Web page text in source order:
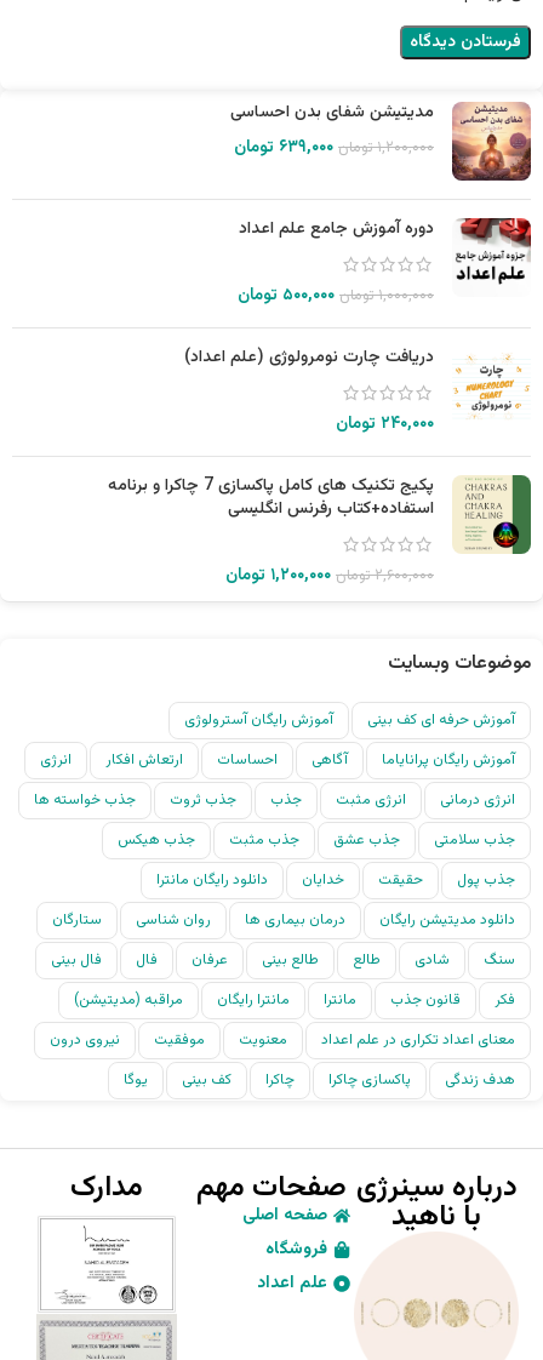
مدیتیشن شفای بدن احساسی
۱,۲۰۰,۰۰۰تومان ۶۳۹,۰۰۰ تومان
دوره آموزش جامع علم اعداد
۱,۰۰۰,۰۰۰تومان ۵۰۰,۰۰۰ تومان
دریافت چارت نومرولوژی (علم اعداد)
۲۴۰,۰۰۰ تومان
پکیج تکنیک های کامل پاکسازی 7 چاکرا و برنامه
استفاده+کتاب رفرنس انگلیسی
۲,۶۰۰,۰۰۰تومان ۱,۲۰۰,۰۰۰ تومان
موضوعات وبسایت
آموزش حرفه ای کف بینی
آموزش رایگان آسترولوژی
آموزش رایگان پرانایاما
آگاهی احساسات ارتعاش افکار
انرژی
انرژی درمانی
انرژی مثبت جذب جذب ثروت
جذب خواسته ها
جذب سلامتی
جذب عشق جذب مثبت
جذب هیکس
جذب پول
حقیقت خدایان
دانلود رایگان مانترا
دانلود مدیتیشن رایگان
درمان بیماری ها روان شناسی
ستارگان
سنگ
شادی طالع طالع بینی عرفان فال
فال بینی
فکر
قانون جذب مانترا مانترا رایگان
مراقبه (مدیتیشن)
معنای اعداد تکراری در علم اعداد
معنویت موفقیت
نیروی درون
هدف زندگی
پاکسازی چاکرا چاکرا کف بینی یوگا
درباره سینرژی
با ناهید
صفحات مهم
صفحه اصلی
فروشگاه
علم اعداد
مدارک